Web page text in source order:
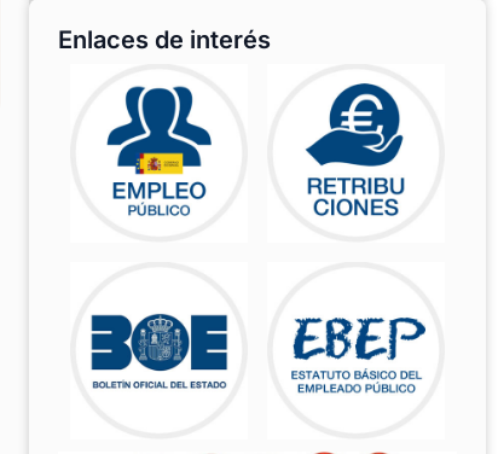
Enlaces de interés